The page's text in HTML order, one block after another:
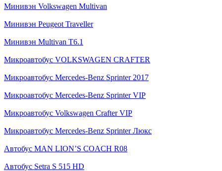
Минивэн Volkswagen Multivan
Минивэн Peugeot Traveller
Минивэн Multivan Т6.1
Микроавтобус VOLKSWAGEN CRAFTER
Микроавтобус Mercedes-Benz Sprinter 2017
Микроавтобус Mercedes-Benz Sprinter VIP
Микроавтобус Volkswagen Crafter VIP
Микроавтобус Mercedes-Benz Sprinter Люкс
Автобус MAN LION’S COACH R08
Автобус Setra S 515 HD